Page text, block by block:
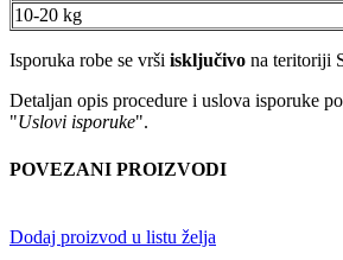
10-20 kg
Isporuka robe se vrši isključivo na teritoriji
Detaljan opis procedure i uslova isporuke
"Uslovi isporuke".
POVEZANI PROIZVODI
Dodaj proizvod u listu želja